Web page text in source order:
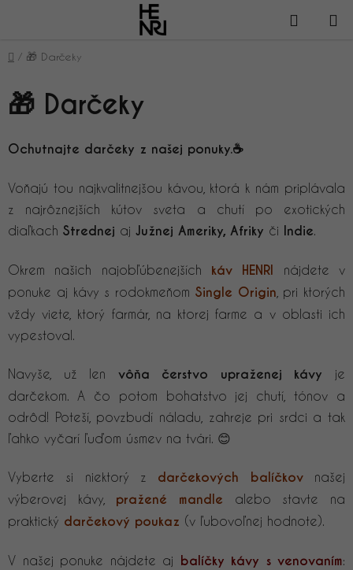
Domov
/ 🎁 Darčeky
🎁 Darčeky
Ochutnajte darčeky z našej ponuky.☕
Voňajú tou najkvalitnejšou kávou, ktorá k nám priplávala
z najrôznejších kútov sveta a chutí po exotických
diaľkach Strednej aj Južnej Ameriky, Afriky či Indie
Okrem našich najobľúbenejších káv HENRI nájdete v
ponuke aj kávy s rodokmeňom Single Origin , pri ktorých
vždy viete, ktorý farmár, na ktorej farme a v oblasti ich
vypestoval.
Navyše, už len vôňa čerstvo upraženej kávy je
darčekom. A čo potom bohatstvo jej chutí, tónov a
odrôd! Poteší, povzbudí náladu, zahreje pri srdci a tak
ľahko vyčarí ľuďom úsmev na tvári. 😊
Vyberte si niektorý z darčekových balíčkovnašej
výberovej kávy, pražené mandle alebo stavte na
praktický darčekový poukaz (v ľubovoľnej hodnote).
V našej ponuke nájdete aj balíčky kávy s venovaním: